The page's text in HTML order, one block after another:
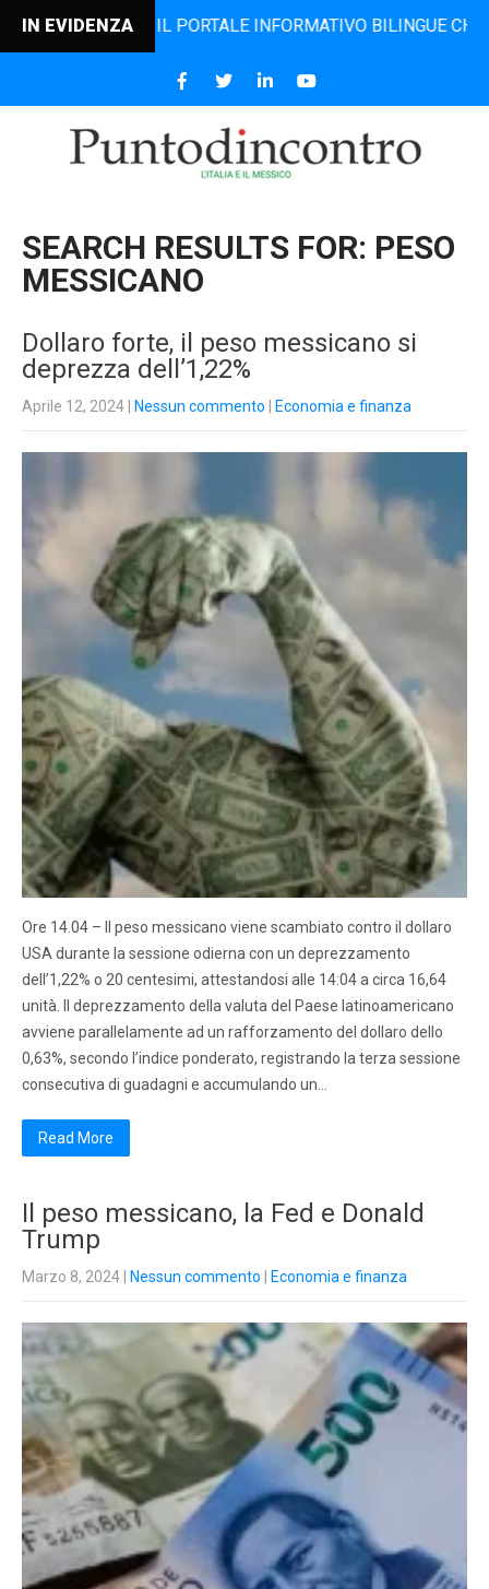
IN EVIDENZAIL PORTALE INFORMATIVO BILINGUE CHE DAL
SEARCH RESULTS FOR: PESO
MESSICANO
Dollaro forte, il peso messicano si
deprezza dell’1,22%
Aprile 12, 2024 Nessun commento Economia e finanza
Ore 14.04 – Il peso messicano viene scambiato contro il dollaro
USA durante la sessione odierna con un deprezzamento
dell’1,22% o 20 centesimi, attestandosi alle 14:04 a circa 16,64
unità. Il deprezzamento della valuta del Paese latinoamericano
avviene parallelamente ad un rafforzamento del dollaro dello
0,63%, secondo l’indice ponderato, registrando la terza sessione
consecutiva di guadagni e accumulando un…
Read More
Il peso messicano, la Fed e Donald
Trump
Marzo 8, 2024 Nessun commento Economia e finanza